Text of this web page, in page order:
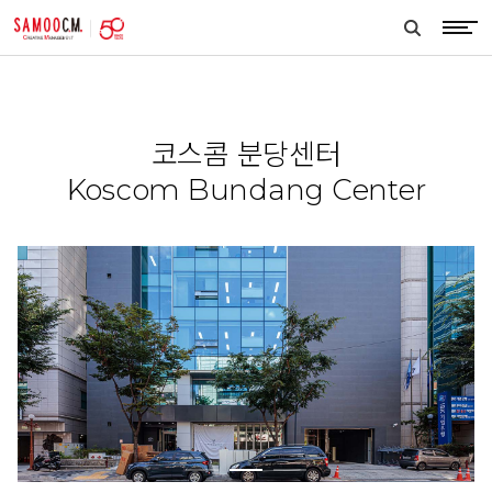
samoocm
search
코스콤 분당센터
Koscom Bundang Center